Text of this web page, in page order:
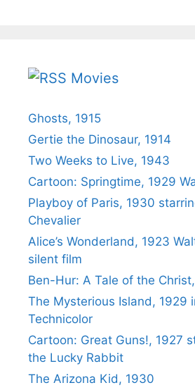
Movies
Ghosts, 1915
Gertie the Dinosaur, 1914
Two Weeks to Live, 1943
Cartoon: Springtime, 1929
Playboy of Paris, 1930
Chevalier
Alice’s Wonderland, 1923
silent film
Ben-Hur: A Tale of the
The Mysterious Island, 1929
Technicolor
Cartoon: Great Guns!, 1927
the Lucky Rabbit
The Arizona Kid, 1930